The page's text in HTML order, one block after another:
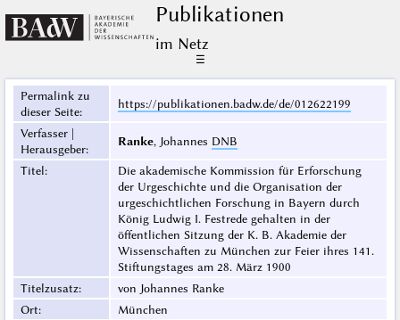
Publikationen
im Netz
☰
Permalink zu
dieser Seite:
https://publikationen.badw.de/de/012622199
Verfasser |
Herausgeber:
Ranke, Johannes DNB
Titel:
Die akademische Kommission für Erforschung
der Urgeschichte und die Organisation der
urgeschichtlichen Forschung in Bayern durch
König Ludwig I. Festrede gehalten in der
öffentlichen Sitzung der K. B. Akademie der
Wissenschaften zu München zur Feier ihres 141.
Stiftungstages am 28. März 1900
Titelzusatz:
von Johannes Ranke
Ort:
München